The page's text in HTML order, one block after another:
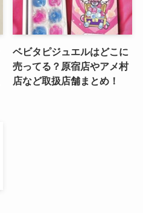
ベビタピジュエルはどこに
売ってる？原宿店やアメ村
店など取扱店舗まとめ！